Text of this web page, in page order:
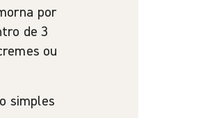
por
de 3
ou
simples